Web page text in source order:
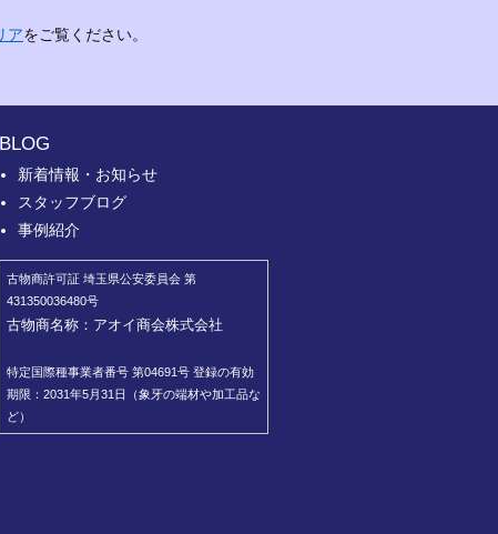
アをご覧ください。
BLOG
新着情報・お知らせ
スタッフブログ
事例紹介
古物商許可証 埼玉県公安委員会 第
431350036480号
古物商名称：アオイ商会株式会社
特定国際種事業者番号 第04691号 登録の有効
期限：2031年5月31日（象牙の端材や加工品な
ど）